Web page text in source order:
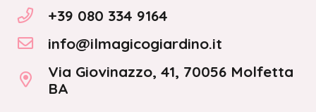
+39 080 334 9164
info@ilmagicogiardino.it
Via Giovinazzo, 41, 70056 Molfetta
BA